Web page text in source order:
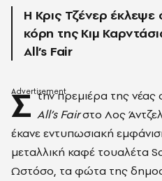
Η Κρις Τζένερ
κόρη της Κιμ
All’s Fair
Σ την πρεμιέρα της
All’s Fairστο Λος
έκανε εντυπωσιακή
μεταλλική καφέ τουαλέτα
Ωστόσο, τα φώτα της